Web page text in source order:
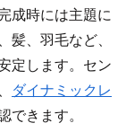
成時には主題に
髪、羽毛など、
定します。セン
ダイナミックレ
できます。